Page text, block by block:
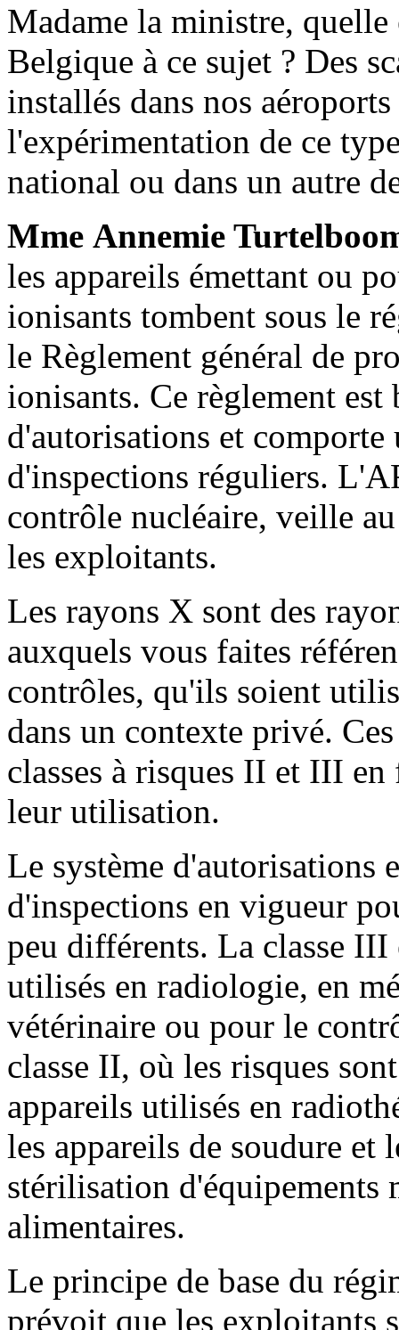
Madame la ministre,
Belgique à ce sujet ? Des
installés dans nos
l'expérimentation de ce
national ou dans un autre
Mme Annemie
les appareils émettant ou
ionisants tombent sous le
le Règlement général de
ionisants. Ce règlement est
d'autorisations et
d'inspections réguliers.
contrôle nucléaire, veille
les exploitants.
Les rayons X sont des
auxquels vous faites
contrôles, qu'ils soient
dans un contexte privé.
classes à risques II et III
leur utilisation.
Le système d'autorisations
d'inspections en vigueur
peu différents. La classe
utilisés en radiologie, en
vétérinaire ou pour le
classe II, où les risques
appareils utilisés en
les appareils de soudure et
stérilisation d'équipements
alimentaires.
Le principe de base du
prévoit que les exploitants